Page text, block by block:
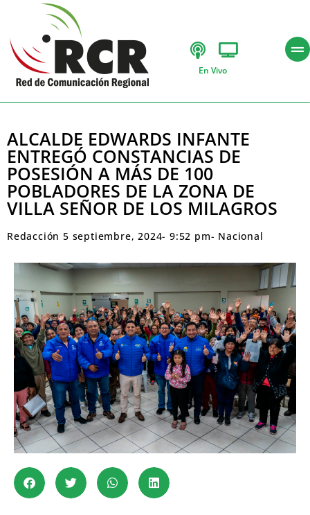
En Vivo
ALCALDE EDWARDS INFANTE
ENTREGÓ CONSTANCIAS DE
POSESIÓN A MÁS DE 100
POBLADORES DE LA ZONA DE
VILLA SEÑOR DE LOS MILAGROS
Redacción 5 septiembre, 2024- 9:52 pm- Nacional